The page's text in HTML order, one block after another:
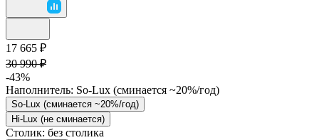
17 665 ₽
30 990 ₽
-43%
Наполнитель: So-Lux (cминается ~20%/год)
So-Lux (cминается ~20%/год)
Hi-Lux (не сминается)
Столик: без столика